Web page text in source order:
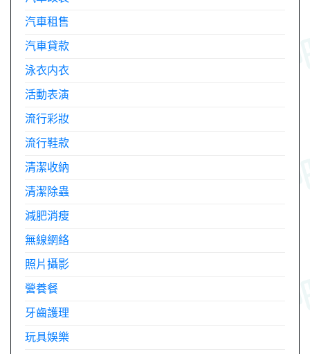
汽車租售
汽車貸款
泳衣内衣
活動表演
流行彩妝
流行鞋款
清潔收納
清潔除蟲
減肥消瘦
無線網絡
照片攝影
營養餐
牙齒護理
玩具娛樂